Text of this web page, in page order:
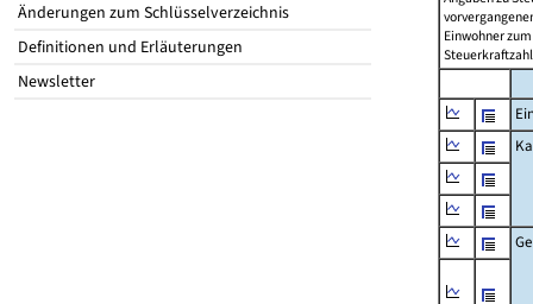
Änderungen zum Schlüsselverzeichnis
Definitionen und Erläuterungen
Newsletter
Einwohner